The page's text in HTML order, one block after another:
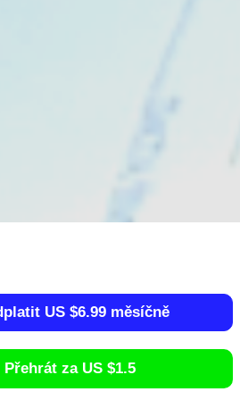
US $6.99 měsíčně
Přehrát za US $1.5